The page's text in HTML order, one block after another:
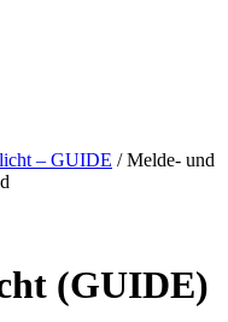
– GUIDE / Melde- und
(GUIDE)